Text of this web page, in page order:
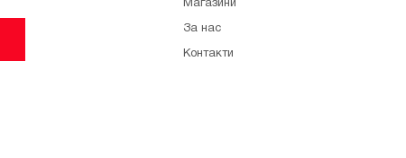
Магазини
За нас
Контакти